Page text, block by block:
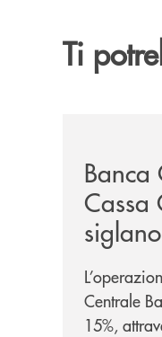
Ti
Cassa
Centrale
15%,